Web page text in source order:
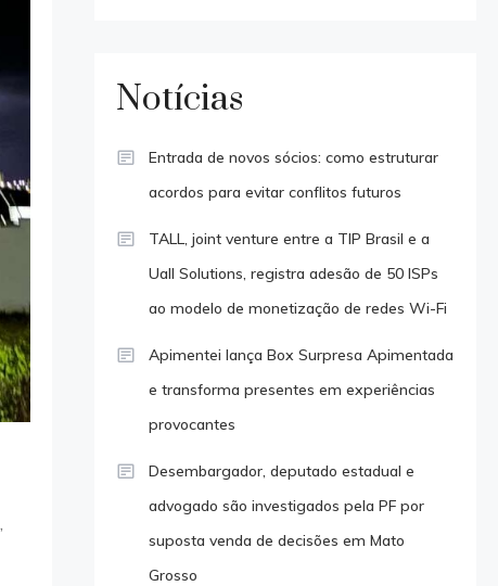
Notícias
Entrada de novos sócios: como estruturar
acordos para evitar conflitos futuros
TALL, joint venture entre a TIP Brasil e a
Uall Solutions, registra adesão de 50 ISPs
ao modelo de monetização de redes Wi-Fi
Apimentei lança Box Surpresa Apimentada
e transforma presentes em experiências
provocantes
Desembargador, deputado estadual e
advogado são investigados pela PF por
suposta venda de decisões em Mato
Grosso